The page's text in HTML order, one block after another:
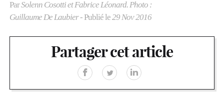
ParSolenn Cosotti et Fabrice Léonard. Photo :
Guillaume De Laubier- Publié le29 Nov 2016
Partager cet article